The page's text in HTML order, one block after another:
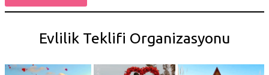
Evlilik Teklifi Organizasyonu